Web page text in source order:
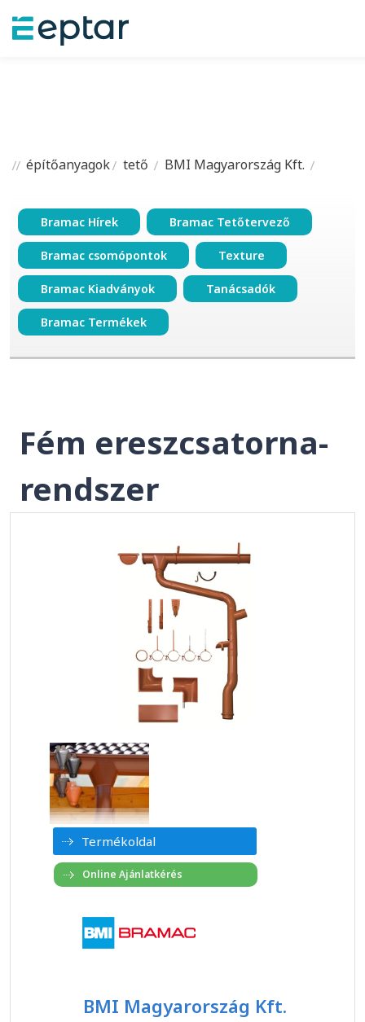
építőanyagok tető BMI Magyarország Kft.
Bramac Hírek Bramac Tetőtervező
Bramac csomópontok Texture
Bramac Kiadványok Tanácsadók
Bramac Termékek
Fém ereszcsatorna-
rendszer
Termékoldal
BMI Magyarország Kft.